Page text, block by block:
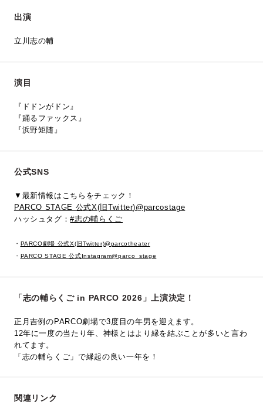
出演
立川志の輔
演目
『ドドンがドン』
『踊るファックス』
『浜野矩随』
公式SNS
▼最新情報はこちらをチェック！
PARCO STAGE 公式X(旧Twitter)@parcostage
ハッシュタグ：#志の輔らくご
・ PARCO劇場 公式X(旧Twitter)@parcotheater
・ PARCO STAGE 公式Instagram@parco_stage
「志の輔らくご in PARCO 2026」上演決定！
正月吉例のPARCO劇場で3度目の年男を迎えます。
12年に一度の当たり年、神様とはより縁を結ぶことが多いと言わ
れてます。
「志の輔らくご」で縁起の良い一年を！
関連リンク